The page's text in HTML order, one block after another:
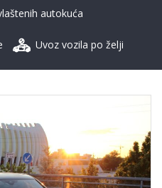
autokuća
Uvoz vozila po želji